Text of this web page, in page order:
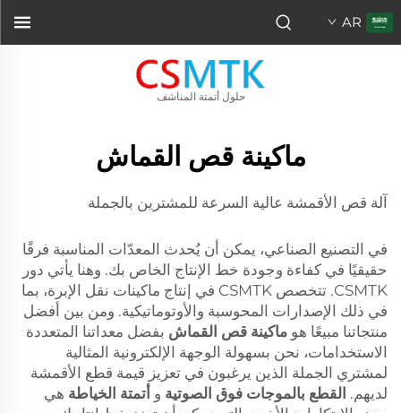
AR
حلول أتمتة المناشف
ماكينة قص القماش
آلة قص الأقمشة عالية السرعة للمشترين بالجملة
في التصنيع الصناعي، يمكن أن يُحدث المعدّات المناسبة فرقًا
حقيقيًا في كفاءة وجودة خط الإنتاج الخاص بك. وهنا يأتي دور
CSMTK. تتخصص CSMTK في إنتاج ماكينات نقل الإبرة، بما
في ذلك الإصدارات المحوسبة والأوتوماتيكية. ومن بين أفضل
منتجاتنا مبيعًا هو ماكينة قص القماش بفضل معداتنا المتعددة
الاستخدامات، نحن بسهولة الوجهة الإلكترونية المثالية
لمشتري الجملة الذين يرغبون في تعزيز قيمة قطع الأقمشة
لديهم. القطع بالموجات فوق الصوتية و أتمتة الخياطة هي